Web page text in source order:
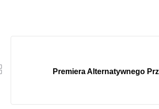
Premiera Alternatywnego